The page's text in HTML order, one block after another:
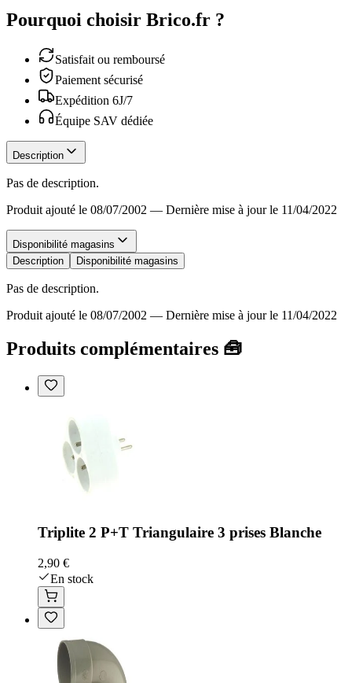
Pourquoi choisir Brico.fr ?
Satisfait ou remboursé
Paiement sécurisé
Expédition 6J/7
Équipe SAV dédiée
Description
Pas de description.
Produit ajouté le 08/07/2002 — Dernière mise à jour le 11/04/2022
Disponibilité magasins
Description
Disponibilité magasins
Pas de description.
Produit ajouté le 08/07/2002 — Dernière mise à jour le 11/04/2022
Produits complémentaires 🧰
Triplite 2 P+T Triangulaire 3 prises Blanche
2,90 €
En stock